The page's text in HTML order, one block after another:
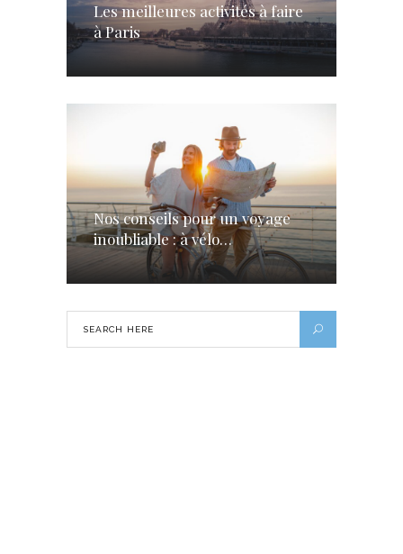
Les meilleures activités à faire
à Paris
Nos conseils pour un voyage
inoubliable : à vélo…